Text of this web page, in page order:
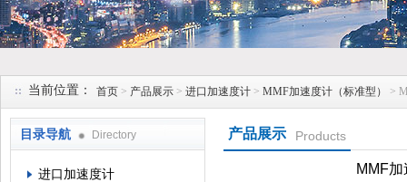
当前位置： 首页 > 产品展示 > 进口加速度计 > MMF加速度计（标准型） >
目录导航 Directory
进口加速度计
产品展示 Products
MMF